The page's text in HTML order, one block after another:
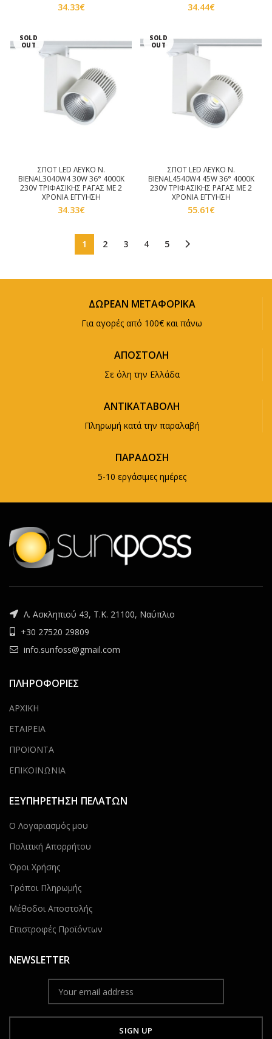
34.33€ 34.44€
SOLD
OUT
ΣΠΟΤ LED ΛΕΥΚΟ Ν.
BIENAL3040W4 30W 36° 4000K
230V ΤΡΙΦΑΣΙΚΗΣ ΡΑΓΑΣ ΜΕ 2
ΧΡΟΝΙΑ ΕΓΓΥΗΣΗ
34.33€
SOLD
OUT
ΣΠΟΤ LED ΛΕΥΚΟ Ν.
BIENAL4540W4 45W 36° 4000K
230V ΤΡΙΦΑΣΙΚΗΣ ΡΑΓΑΣ ΜΕ 2
ΧΡΟΝΙΑ ΕΓΓΥΗΣΗ
55.61€
1 2 3 4 5
ΔΩΡΕΑΝ ΜΕΤΑΦΟΡΙΚΑ
Για αγορές από 100€ και πάνω
ΑΠΟΣΤΟΛΗ
Σε όλη την Ελλάδα
ΑΝΤΙΚΑΤΑΒΟΛΗ
Πληρωμή κατά την παραλαβή
ΠΑΡΑΔΟΣΗ
5-10 εργάσιμες ημέρες
Λ. Ασκληπιού 43, Τ.Κ. 21100, Ναύπλιο
+30 27520 29809
info.sunfoss@gmail.com
ΠΛΗΡΟΦΟΡΙΕΣ
ΑΡΧΙΚΗ
ΕΤΑΙΡΕΙΑ
ΠΡΟΪΟΝΤΑ
ΕΠΙΚΟΙΝΩΝΙΑ
ΕΞΥΠΗΡΕΤΗΣΗ ΠΕΛΑΤΩΝ
Ο Λογαριασμός μου
Πολιτική Απορρήτου
Όροι Χρήσης
Τρόποι Πληρωμής
Μέθοδοι Αποστολής
Επιστροφές Προϊόντων
NEWSLETTER